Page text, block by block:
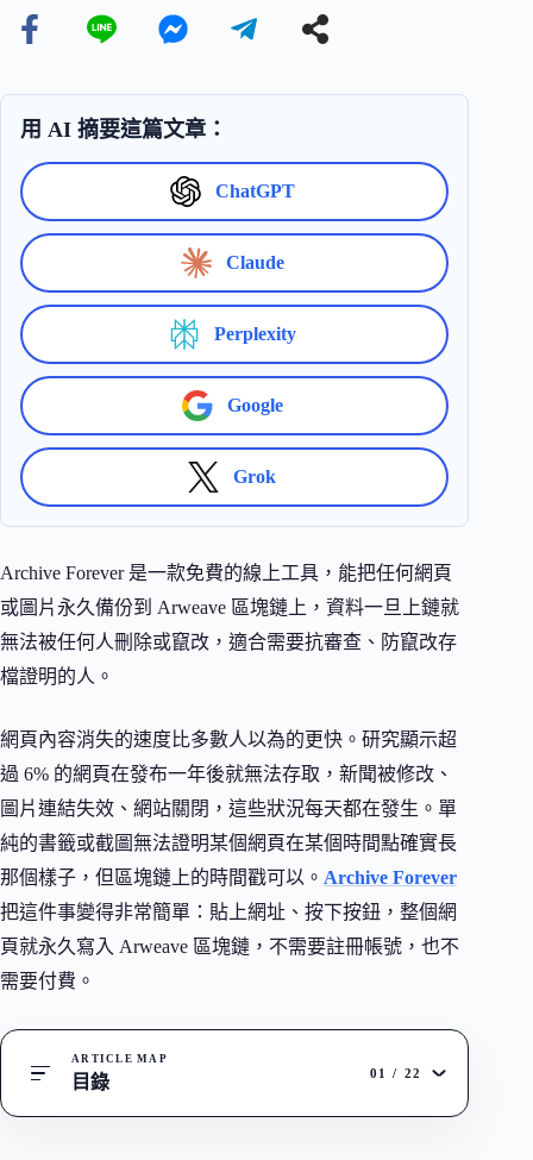
用 AI 摘要這篇文章：
ChatGPT
Claude
Perplexity
Google
Grok
Archive Forever 是一款免費的線上工具，能把任何網頁
或圖片永久備份到 Arweave 區塊鏈上，資料一旦上鏈就
無法被任何人刪除或竄改，適合需要抗審查、防竄改存
檔證明的人。
網頁內容消失的速度比多數人以為的更快。研究顯示超
過 6% 的網頁在發布一年後就無法存取，新聞被修改、
圖片連結失效、網站關閉，這些狀況每天都在發生。單
純的書籤或截圖無法證明某個網頁在某個時間點確實長
那個樣子，但區塊鏈上的時間戳可以。 Archive Forever
把這件事變得非常簡單：貼上網址、按下按鈕，整個網
頁就永久寫入 Arweave 區塊鏈，不需要註冊帳號，也不
需要付費。
ARTICLE MAP
目錄 01 / 22